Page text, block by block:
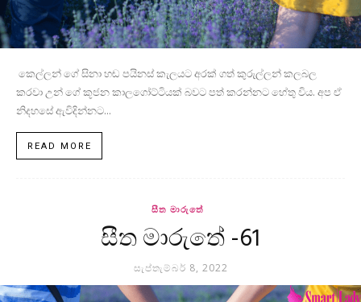
කෙල්ලන් ගේ සිනා හඬ පයිනස් කැලයට අරක් ගත් කුරුල්ලන් කලබල
කරවා උන් ගේ කූජන කාලගෝට්ටියක් බවට පත් කරන්නට හේතු විය. අප ඒ
නිදහසේ ඇවිදින්නට...
READ MORE
සීත මාරුතේ
සීත මාරුතේ -61
සැප්තැම්බර් 8, 2022